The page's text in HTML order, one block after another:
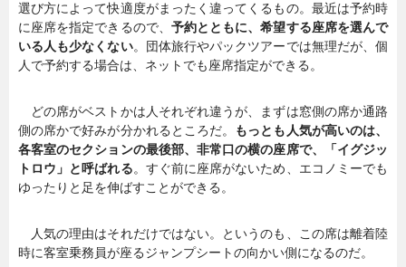
選び方によって快適度がまったく違ってくるもの。最近は予約時
に座席を指定できるので、 予約とともに、希望する座席を選んで
いる人も少なくない。団体旅行やパックツアーでは無理だが、個
人で予約する場合は、ネットでも座席指定ができる。
どの席がベストかは人それぞれ違うが、まずは窓側の席か通路
側の席かで好みが分かれるところだ。
もっとも人気が高いのは、
各客室のセクションの最後部、非常口の横の座席で、「イグジッ
トロウ」と呼ばれる。すぐ前に座席がないため、エコノミーでも
ゆったりと足を伸ばすことができる。
人気の理由はそれだけではない。というのも、この席は離着陸
時に客室乗務員が座るジャンプシートの向かい側になるのだ。